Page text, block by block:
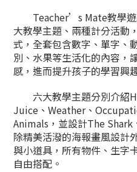
Teacher’s Mate教學遊
大教學主題、兩種計分活動
式，全套包含數字、單字、
別、水果等生活化的內容，
感，進而提升孩子的學習興
六大教學主題分別介紹
Juice、Weather、
Animals，並設計The Shark
除精美活潑的海報畫風設計
與小道具，所有物件、生字
自由搭配。